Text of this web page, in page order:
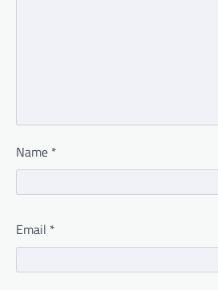
Name *
Email *